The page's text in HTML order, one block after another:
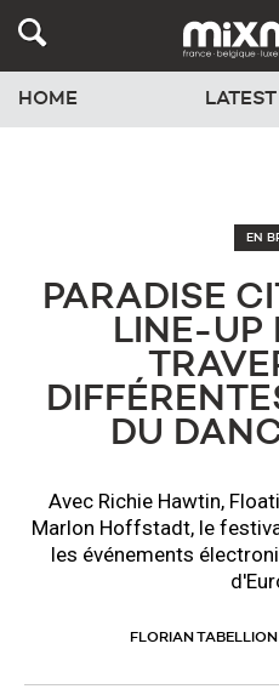
HOME
EN
PARADISE
LINE-UP
DU
Avec Richie Hawtin,
Marlon Hoffstadt, le
les événements
FLORIAN TABELLION